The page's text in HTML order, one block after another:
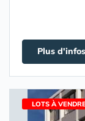
Plus d'infos
LOTS À